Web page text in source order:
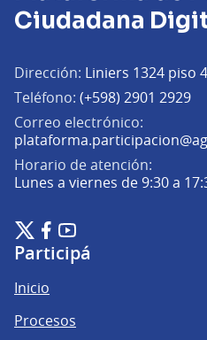
Ciudadana
Dirección: Liniers 1324 piso 4
Teléfono: (+598) 2901 2929
Correo electrónico:
Horario de atención:
Lunes a viernes de 9:30 a
Plataforma de Participación
(Enlace externo)
Plataforma de Participación
(Enlace externo)
Plataforma de
(Enlace externo)
Participá
Inicio
Procesos